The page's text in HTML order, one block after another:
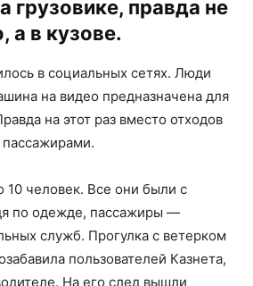
грузовике, правда не
а в кузове.
в социальных сетях. Люди
на видео предназначена для
на этот раз вместо отходов
10 человек. Все они были с
по одежде, пассажиры —
служб. Прогулка с ветерком
пользователей Казнета,
На его след вышли